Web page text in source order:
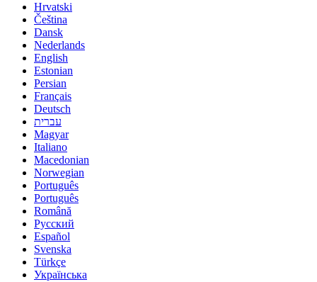
Hrvatski
Čeština
Dansk
Nederlands
English
Estonian
Persian
Français
Deutsch
עברית
Magyar
Italiano
Macedonian
Norwegian
Português
Português
Română
Русский
Español
Svenska
Türkçe
Українська